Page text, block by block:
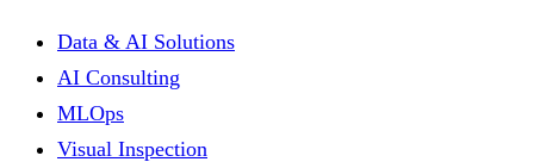
Data & AI Solutions
AI Consulting
MLOps
Visual Inspection